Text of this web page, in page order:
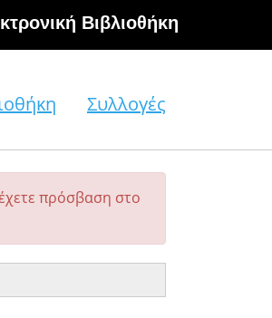
Βιβλιοθήκη
Συλλογές
πρόσβαση στο